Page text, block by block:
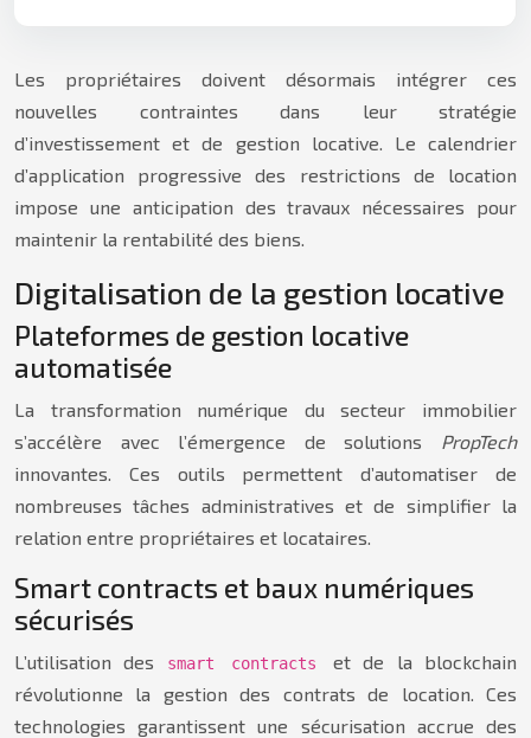
Les propriétaires doivent désormais intégrer ces
nouvelles contraintes dans leur stratégie
d’investissement et de gestion locative. Le calendrier
d’application progressive des restrictions de location
impose une anticipation des travaux nécessaires pour
maintenir la rentabilité des biens.
Digitalisation de la gestion locative
Plateformes de gestion locative
automatisée
La transformation numérique du secteur immobilier
s’accélère avec l’émergence de solutions PropTech
innovantes. Ces outils permettent d’automatiser de
nombreuses tâches administratives et de simplifier la
relation entre propriétaires et locataires.
Smart contracts et baux numériques
sécurisés
L’utilisation des smart contractset de la blockchain
révolutionne la gestion des contrats de location. Ces
technologies garantissent une sécurisation accrue des